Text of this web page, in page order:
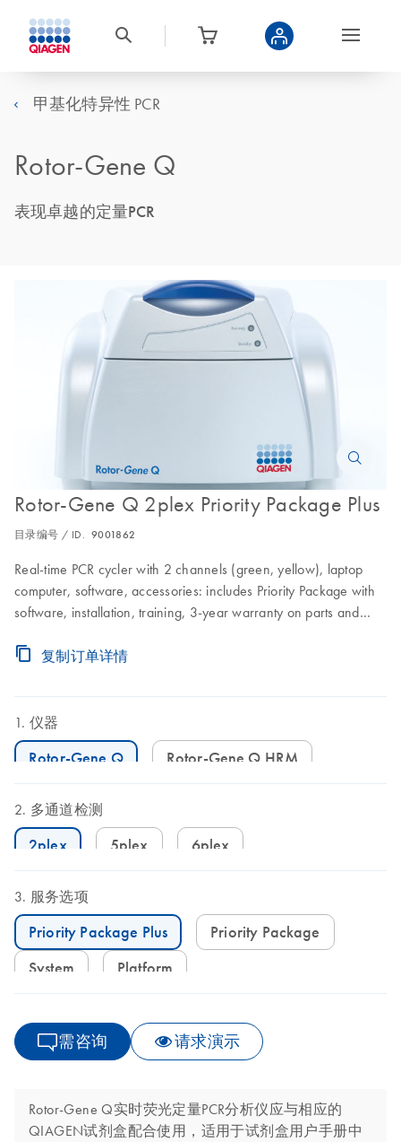
甲基化特异性 PCR
Rotor-Gene Q
表现卓越的定量PCR
Rotor-Gene Q 2plex Priority Package Plus
目录编号 / ID. 9001862
Real-time PCR cycler with 2 channels (green, yellow), laptop
computer, software, accessories: includes Priority Package with
software, installation, training, 3-year warranty on parts and
复制订单详情
仪器
Rotor-Gene Q Rotor-Gene Q HRM
多通道检测
2plex 5plex 6plex
服务选项
Priority Package Plus
Priority Package
System
Platform
需咨询 请求演示
Rotor-Gene Q实时荧光定量PCR分析仪应与相应的
QIAGEN试剂盒配合使用，适用于试剂盒用户手册中